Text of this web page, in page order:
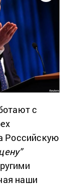
с
Российскую
наши